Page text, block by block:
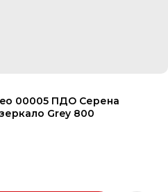
00005 ПДО Серена
Grey 800